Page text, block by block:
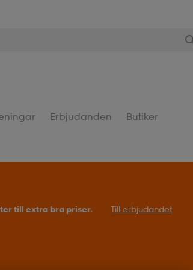
Erbjudanden Butiker
till extra bra priser. Till erbjudandet